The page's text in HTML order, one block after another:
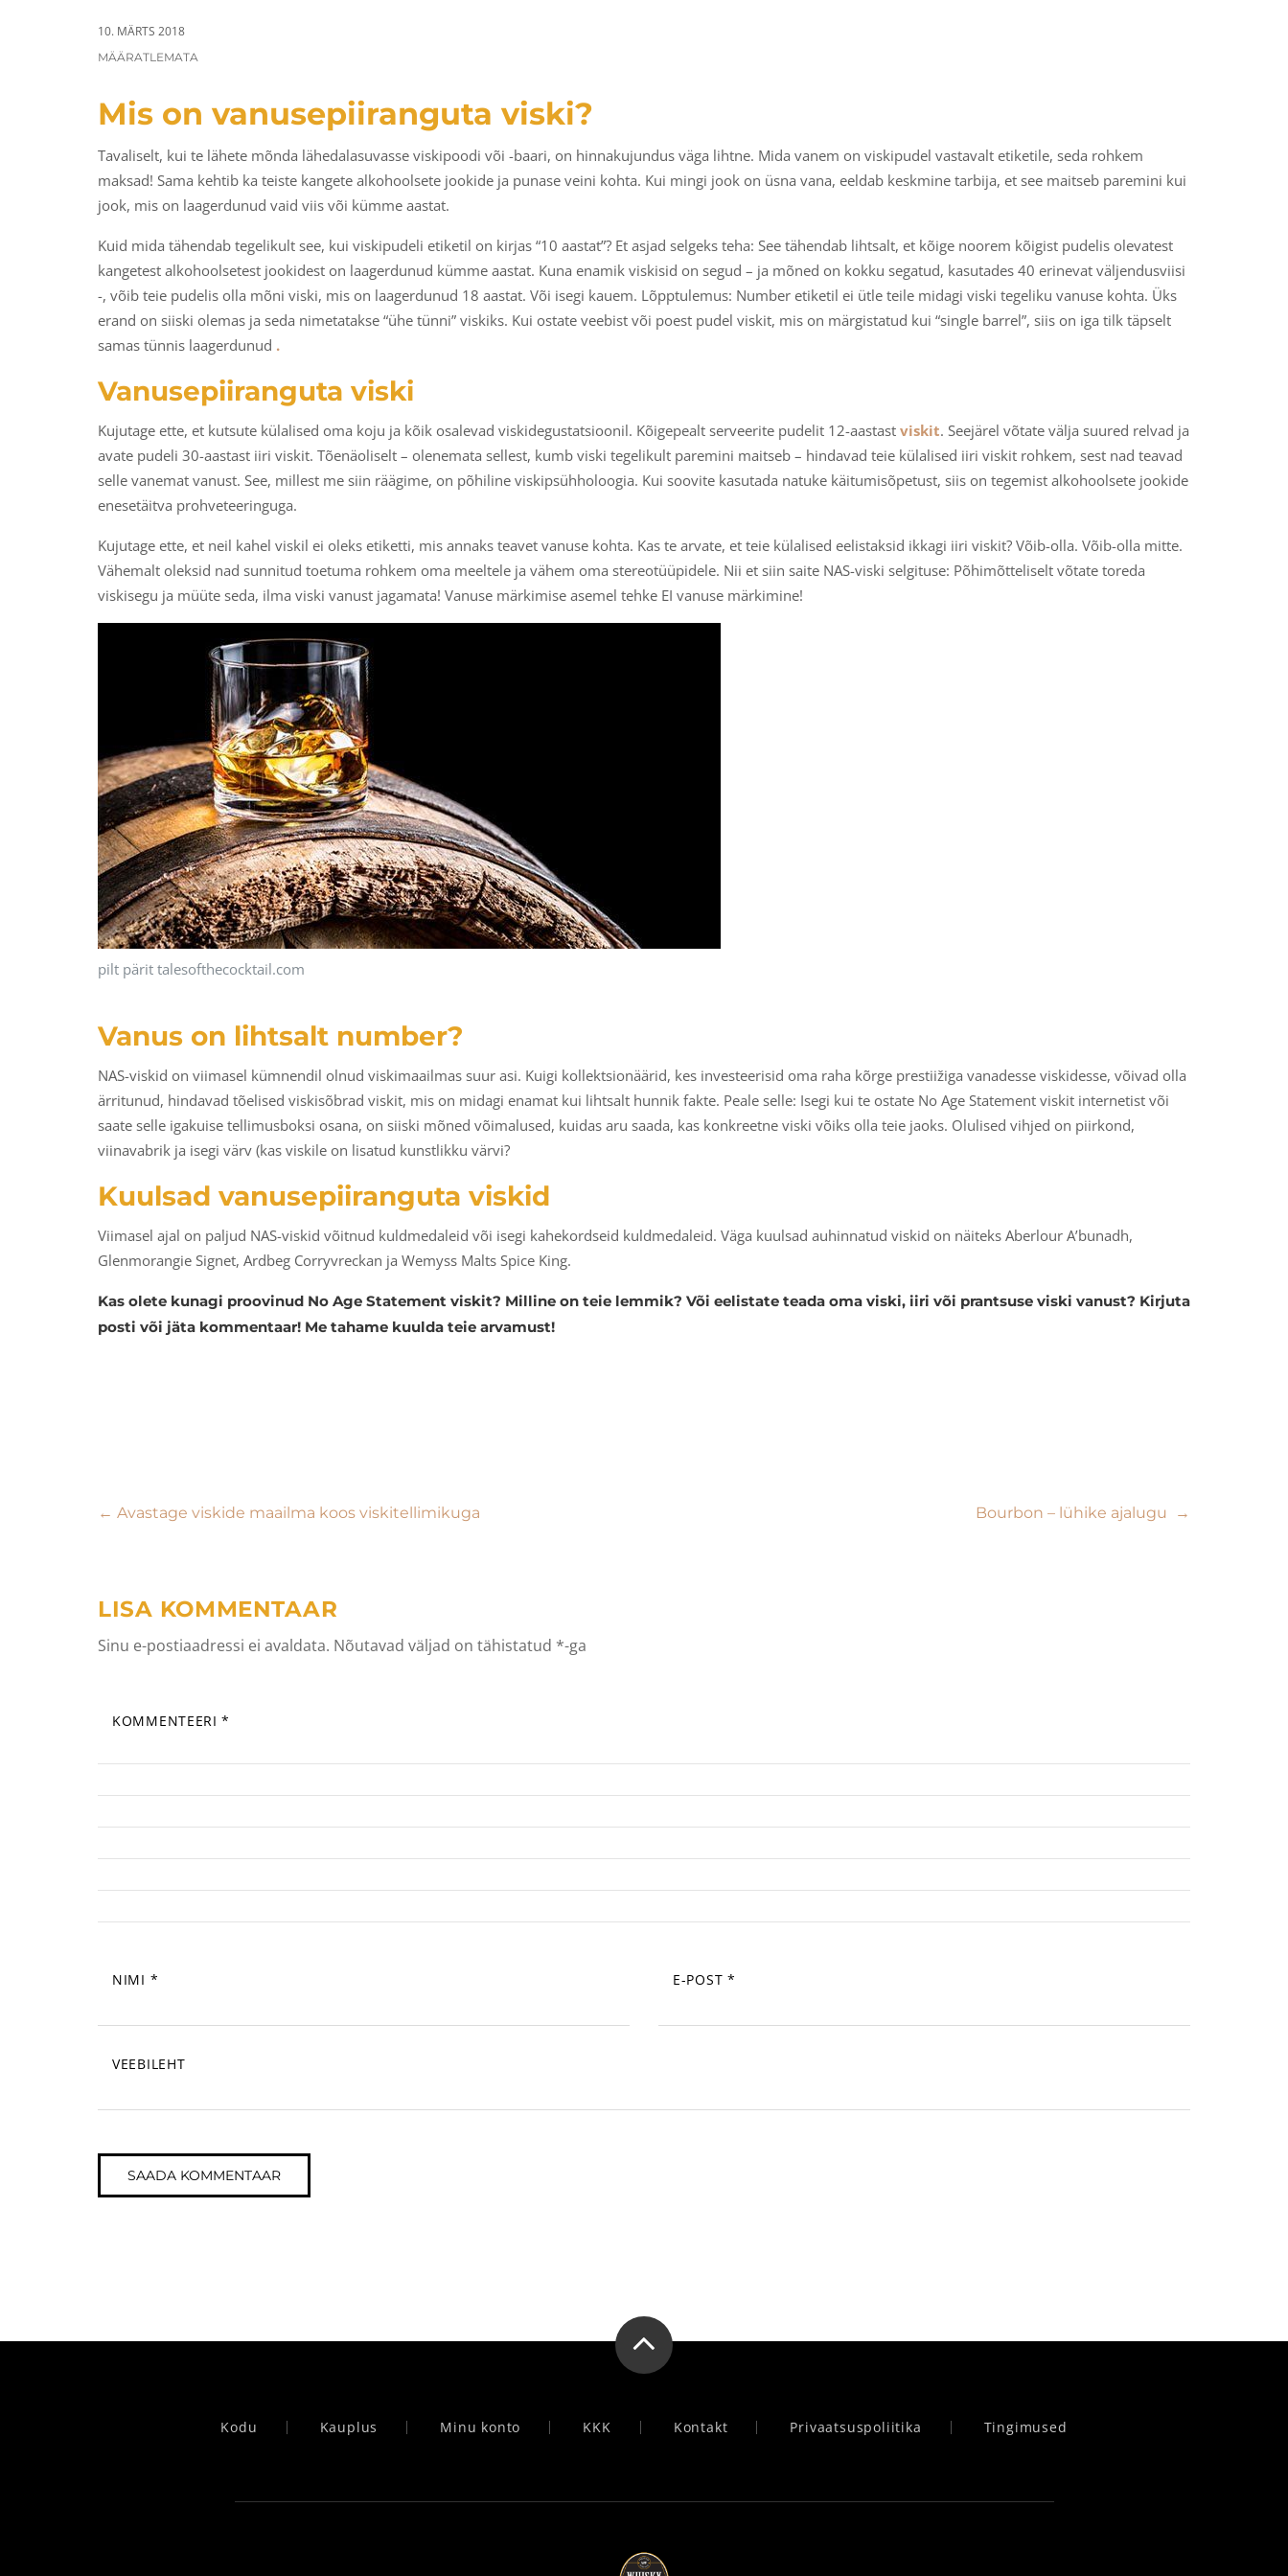
CATEGORIES:
MÄÄRATLEMATA
10. MÄRTS 2018
Mis on vanusepiiranguta viski?
Tavaliselt, kui te lähete mõnda lähedalasuvasse viskipoodi või -baari, on hinnakujundus väga lihtne. Mida vanem on viskipudel vastavalt etiketile, seda rohkem
maksad! Sama kehtib ka teiste kangete alkohoolsete jookide ja punase veini kohta. Kui mingi jook on üsna vana, eeldab keskmine tarbija, et see maitseb paremini kui
jook, mis on laagerdunud vaid viis või kümme aastat.
Kuid mida tähendab tegelikult see, kui viskipudeli etiketil on kirjas “10 aastat”? Et asjad selgeks teha: See tähendab lihtsalt, et kõige noorem kõigist pudelis olevatest
kangetest alkohoolsetest jookidest on laagerdunud kümme aastat. Kuna enamik viskisid on segud – ja mõned on kokku segatud, kasutades 40 erinevat väljendusviisi
-, võib teie pudelis olla mõni viski, mis on laagerdunud 18 aastat. Või isegi kauem. Lõpptulemus: Number etiketil ei ütle teile midagi viski tegeliku vanuse kohta. Üks
erand on siiski olemas ja seda nimetatakse “ühe tünni” viskiks. Kui ostate veebist või poest pudel viskit, mis on märgistatud kui “single barrel”, siis on iga tilk täpselt
samas tünnis laagerdunud .
Vanusepiiranguta viski
Kujutage ette, et kutsute külalised oma koju ja kõik osalevad viskidegustatsioonil. Kõigepealt serveerite pudelit 12-aastast viskit. Seejärel võtate välja suured relvad ja
avate pudeli 30-aastast iiri viskit. Tõenäoliselt – olenemata sellest, kumb viski tegelikult paremini maitseb – hindavad teie külalised iiri viskit rohkem, sest nad teavad
selle vanemat vanust. See, millest me siin räägime, on põhiline viskipsühholoogia. Kui soovite kasutada natuke käitumisõpetust, siis on tegemist alkohoolsete jookide
enesetäitva prohveteeringuga.
Kujutage ette, et neil kahel viskil ei oleks etiketti, mis annaks teavet vanuse kohta. Kas te arvate, et teie külalised eelistaksid ikkagi iiri viskit? Võib-olla. Võib-olla mitte.
Vähemalt oleksid nad sunnitud toetuma rohkem oma meeltele ja vähem oma stereotüüpidele. Nii et siin saite NAS-viski selgituse: Põhimõtteliselt võtate toreda
viskisegu ja müüte seda, ilma viski vanust jagamata! Vanuse märkimise asemel tehke EI vanuse märkimine!
pilt pärit talesofthecocktail.com
Vanus on lihtsalt number?
NAS-viskid on viimasel kümnendil olnud viskimaailmas suur asi. Kuigi kollektsionäärid, kes investeerisid oma raha kõrge prestiižiga vanadesse viskidesse, võivad olla
ärritunud, hindavad tõelised viskisõbrad viskit, mis on midagi enamat kui lihtsalt hunnik fakte. Peale selle: Isegi kui te ostate No Age Statement viskit internetist või
saate selle igakuise tellimusboksi osana, on siiski mõned võimalused, kuidas aru saada, kas konkreetne viski võiks olla teie jaoks. Olulised vihjed on piirkond,
viinavabrik ja isegi värv (kas viskile on lisatud kunstlikku värvi?
Kuulsad vanusepiiranguta viskid
Viimasel ajal on paljud NAS-viskid võitnud kuldmedaleid või isegi kahekordseid kuldmedaleid. Väga kuulsad auhinnatud viskid on näiteks Aberlour A’bunadh,
Glenmorangie Signet, Ardbeg Corryvreckan ja Wemyss Malts Spice King.
Kas olete kunagi proovinud No Age Statement viskit? Milline on teie lemmik? Või eelistate teada oma viski, iiri või prantsuse viski vanust? Kirjuta
posti või jäta kommentaar! Me tahame kuulda teie arvamust!
Navigeerimine
← Avastage viskide maailma koos viskitellimikuga Bourbon – lühike ajalugu →
LISA KOMMENTAAR
Sinu e-postiaadressi ei avaldata. Nõutavad väljad on tähistatud *-ga
KOMMENTEERI*
NIMI * E-POST *
VEEBILEHT
Kodu Kauplus Minu konto KKK Kontakt Privaatsuspoliitika Tingimused